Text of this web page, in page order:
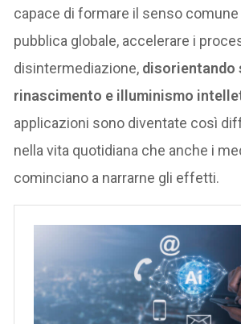
capace di formare il senso comune
pubblica globale, accelerare i
disintermediazione, disorientando
rinascimento e illuminismo
applicazioni sono diventate così
nella vita quotidiana che anche i
cominciano a narrarne gli effetti.